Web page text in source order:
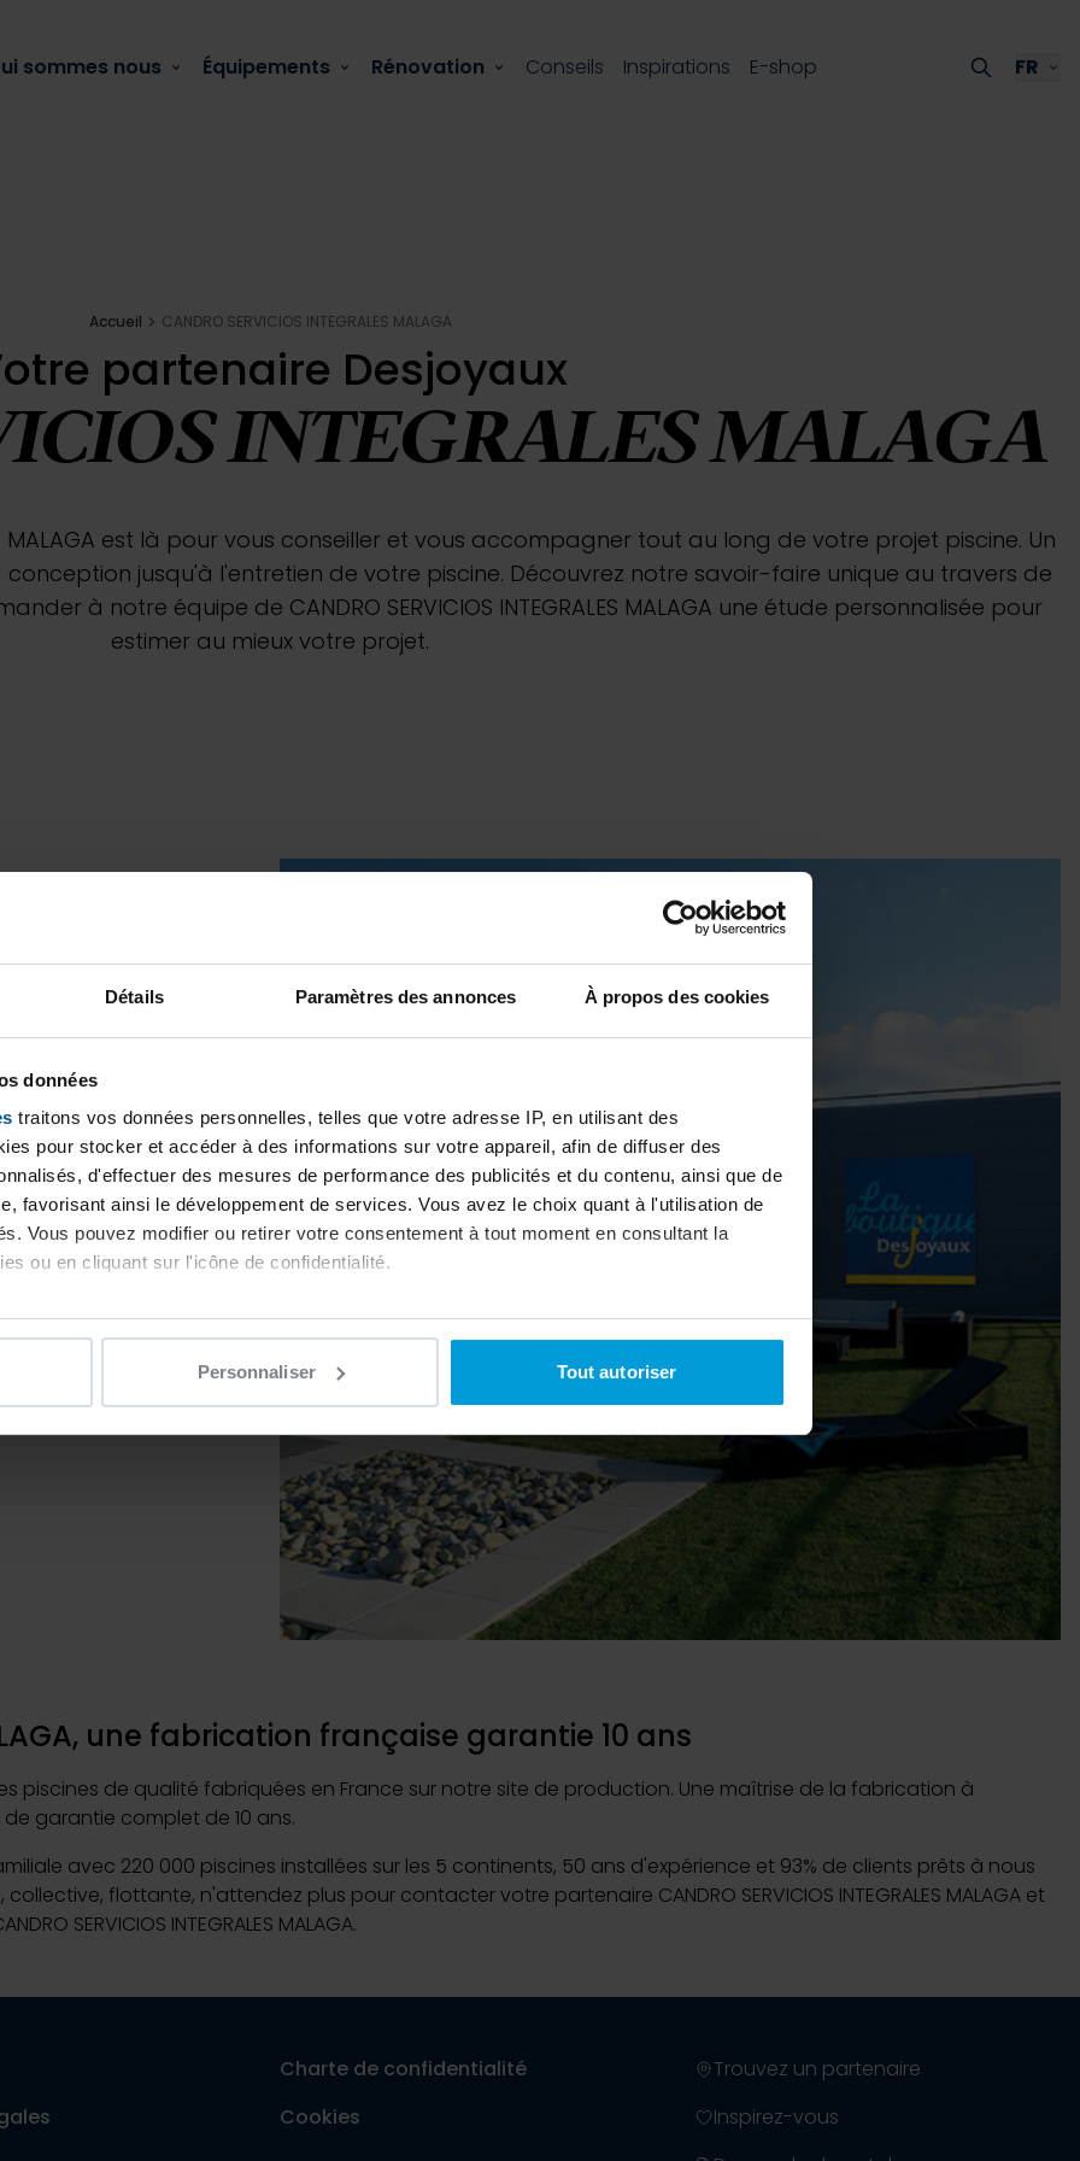
Détails Paramètres des annonces À propos des cookies
données
traitons vos données personnelles, telles que votre adresse IP, en utilisant des
pour stocker et accéder à des informations sur votre appareil, afin de diffuser des
d'effectuer des mesures de performance des publicités et du contenu, ainsi que de
favorisant ainsi le développement de services. Vous avez le choix quant à l'utilisation de
Vous pouvez modifier ou retirer votre consentement à tout moment en consultant la
ou en cliquant sur l'icône de confidentialité.
également :
l'analysant activement pour en relever les caractéristiques spécifiques (empreintes
de vos données personnelles et définir vos préférences, reportez-vous à la
ou retirer votre consentement à tout moment à partir de la déclaration sur les cookies.
personnaliser le contenu et les annonces, d'offrir des fonctionnalités relatives aux médias
Nous partageons également des informations sur l'utilisation de notre site avec nos
de publicité et d'analyse, qui peuvent combiner celles-ci avec d'autres informations que
ont collectées lors de votre utilisation de leurs services.
Personnaliser Tout autoriser
Découvrir
Piscine Exclusive : Piscines sur-mesure
sommes nous
7 juillet 2026
Desjoyaux : un yo-yo d’activités à encaisser sans plonger
Lire la suite
Équipements
Découvrez nos robots électriques
Découvrez nos bâche à bulles
Découvrir
Rénovation
la réparer ?
Conseils Inspirations E-shop FR
Accueil CANDRO SERVICIOS INTEGRALES MALAGA
partenaire Desjoyaux
INTEGRALES MALAGA
MALAGA est là pour vous conseiller et vous accompagner tout au long de votre projet piscine. Un
jusqu'à l'entretien de votre piscine. Découvrez notre savoir-faire unique au travers de
à notre équipe de CANDRO SERVICIOS INTEGRALES MALAGA une étude personnalisée pour
estimer au mieux votre projet.
MALAGA - Piscines
une fabrication française garantie 10 ans
des piscines de qualité fabriquées en France sur notre site de production. Une maîtrise de la fabrication à
garantie complet de 10 ans.
avec 220 000 piscines installées sur les 5 continents, 50 ans d'expérience et 93% de clients prêts à nous
flottante, n'attendez plus pour contacter votre partenaire CANDRO SERVICIOS INTEGRALES MALAGA et
SERVICIOS INTEGRALES MALAGA.
Charte de confidentialité
Cookies
Trouvez un partenaire
Inspirez-vous